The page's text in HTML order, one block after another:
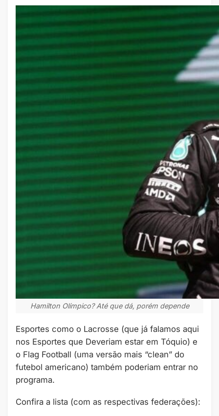
Hamilton Olímpico? Até que dá, porém depende
Esportes como o Lacrosse (que já falamos aqui
nos Esportes que Deveriam estar em Tóquio) e
o Flag Football (uma versão mais “clean” do
futebol americano) também poderiam entrar no
programa.
Confira a lista (com as respectivas federações):